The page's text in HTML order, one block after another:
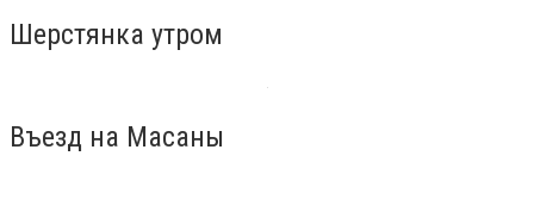
Шерстянка утром
Въезд на Масаны